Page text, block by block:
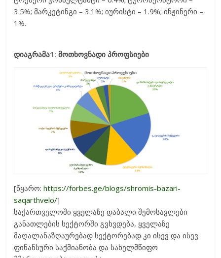
3.5%; მარკეტინგი – 3.1%; იურისტი – 1.9%; ინჟინერი –
1%.
დიაგრამა1: მოთხოვნადი პროფსიები
[წყარო:https://forbes.ge/blogs/shromis-bazari-
saqarthvelo/]
საქართველოში ყველაზე დაბალი შემოსავლები
განათლების სექტორში გვხვდება, ყველაზე
მაღალანაზღაურებად სექტორებად კი ისევ და ისევ
ფინანსური საქმიანობა და სახელმწიფო